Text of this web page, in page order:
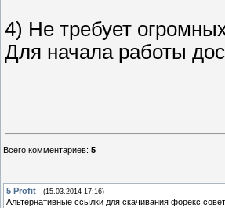
4) Не требует
Для начала работы
Всего комментариев: 5
5 Profit (15.03.2014 17:16)
Альтернативные ссылки для скачивания форекс